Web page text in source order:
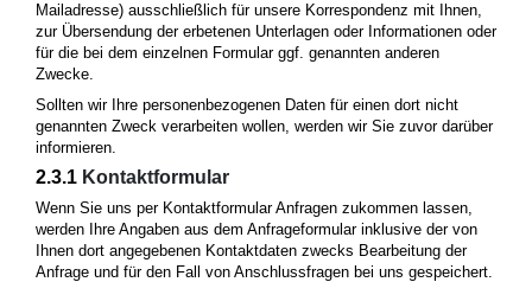
Mailadresse) ausschließlich für unsere Korrespondenz mit Ihnen,
zur Übersendung der erbetenen Unterlagen oder Informationen oder
für die bei dem einzelnen Formular ggf. genannten anderen
Zwecke.
Sollten wir Ihre personenbezogenen Daten für einen dort nicht
genannten Zweck verarbeiten wollen, werden wir Sie zuvor darüber
informieren.
2.3.1 Kontaktformular
Wenn Sie uns per Kontaktformular Anfragen zukommen lassen,
werden Ihre Angaben aus dem Anfrageformular inklusive der von
Ihnen dort angegebenen Kontaktdaten zwecks Bearbeitung der
Anfrage und für den Fall von Anschlussfragen bei uns gespeichert.